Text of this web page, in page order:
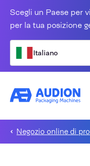
Scegli un Paese per
per la tua posizione
Italiano
Negozio online di